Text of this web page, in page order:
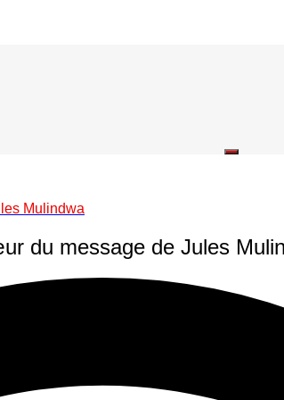
Mulindwa
du message de Jules